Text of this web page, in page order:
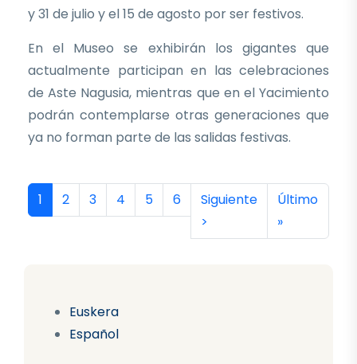
Euskera
Español
y 31 de julio y el 15 de agosto por ser festivos.
En el Museo se exhibirán los gigantes que
actualmente participan en las celebraciones
de Aste Nagusia, mientras que en el Yacimiento
podrán contemplarse otras generaciones que
ya no forman parte de las salidas festivas.
Paginación
Página actual
1 Página
2 Página
3 Página
4 Página
5 Página
6 Siguiente página
Siguiente
>
Última
Último
»